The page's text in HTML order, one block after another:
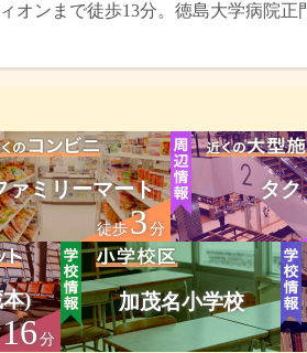
オンまで徒歩13分。徳島大学病院
ァミリーマート
徒歩3分
タク
)
16分
加茂名小学校